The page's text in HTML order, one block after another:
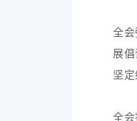
全
展
坚
全